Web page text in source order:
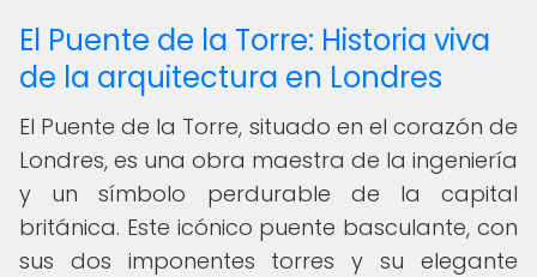
El Puente de la Torre: Historia viva
de la arquitectura en Londres
El Puente de la Torre, situado en el corazón de
Londres, es una obra maestra de la ingeniería
y un símbolo perdurable de la capital
británica. Este icónico puente basculante, con
sus dos imponentes torres y su elegante